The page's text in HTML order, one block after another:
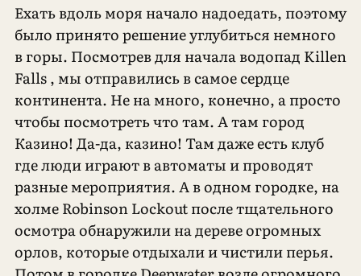
Ехать вдоль моря начало надоедать, поэтому
было принято решение углубиться немного
в горы. Посмотрев для начала водопад Killen
Falls , мы отправились в самое сердце
континента. Не на много, конечно, а просто
чтобы посмотреть что там. А там город
Казино! Да-да, казино! Там даже есть клуб
где люди играют в автоматы и проводят
разные мероприятия. А в одном городке, на
холме Robinson Lockout после тщательного
осмотра обнаружили на дереве огромных
орлов, которые отдыхали и чистили перья.